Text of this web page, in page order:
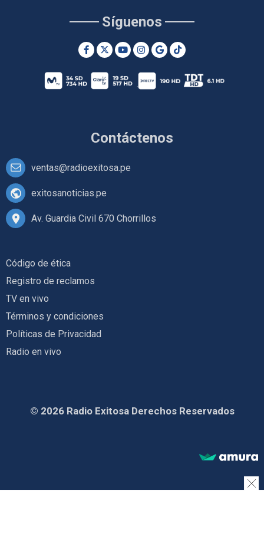
Contáctenos
ventas@radioexitosa.pe
exitosanoticias.pe
Av. Guardia Civil 670 Chorrillos
Síguenos
Código de ética
Registro de reclamos
TV en vivo
Términos y condiciones
Políticas de Privacidad
Radio en vivo
© 2026 Radio Exitosa Derechos Reservados